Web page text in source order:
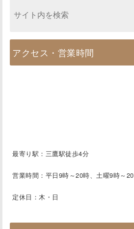
アクセス・営業時間
最寄り駅：三鷹駅徒歩4分
営業時間：平日9時～20時、土曜9時～20
定休日：木・日